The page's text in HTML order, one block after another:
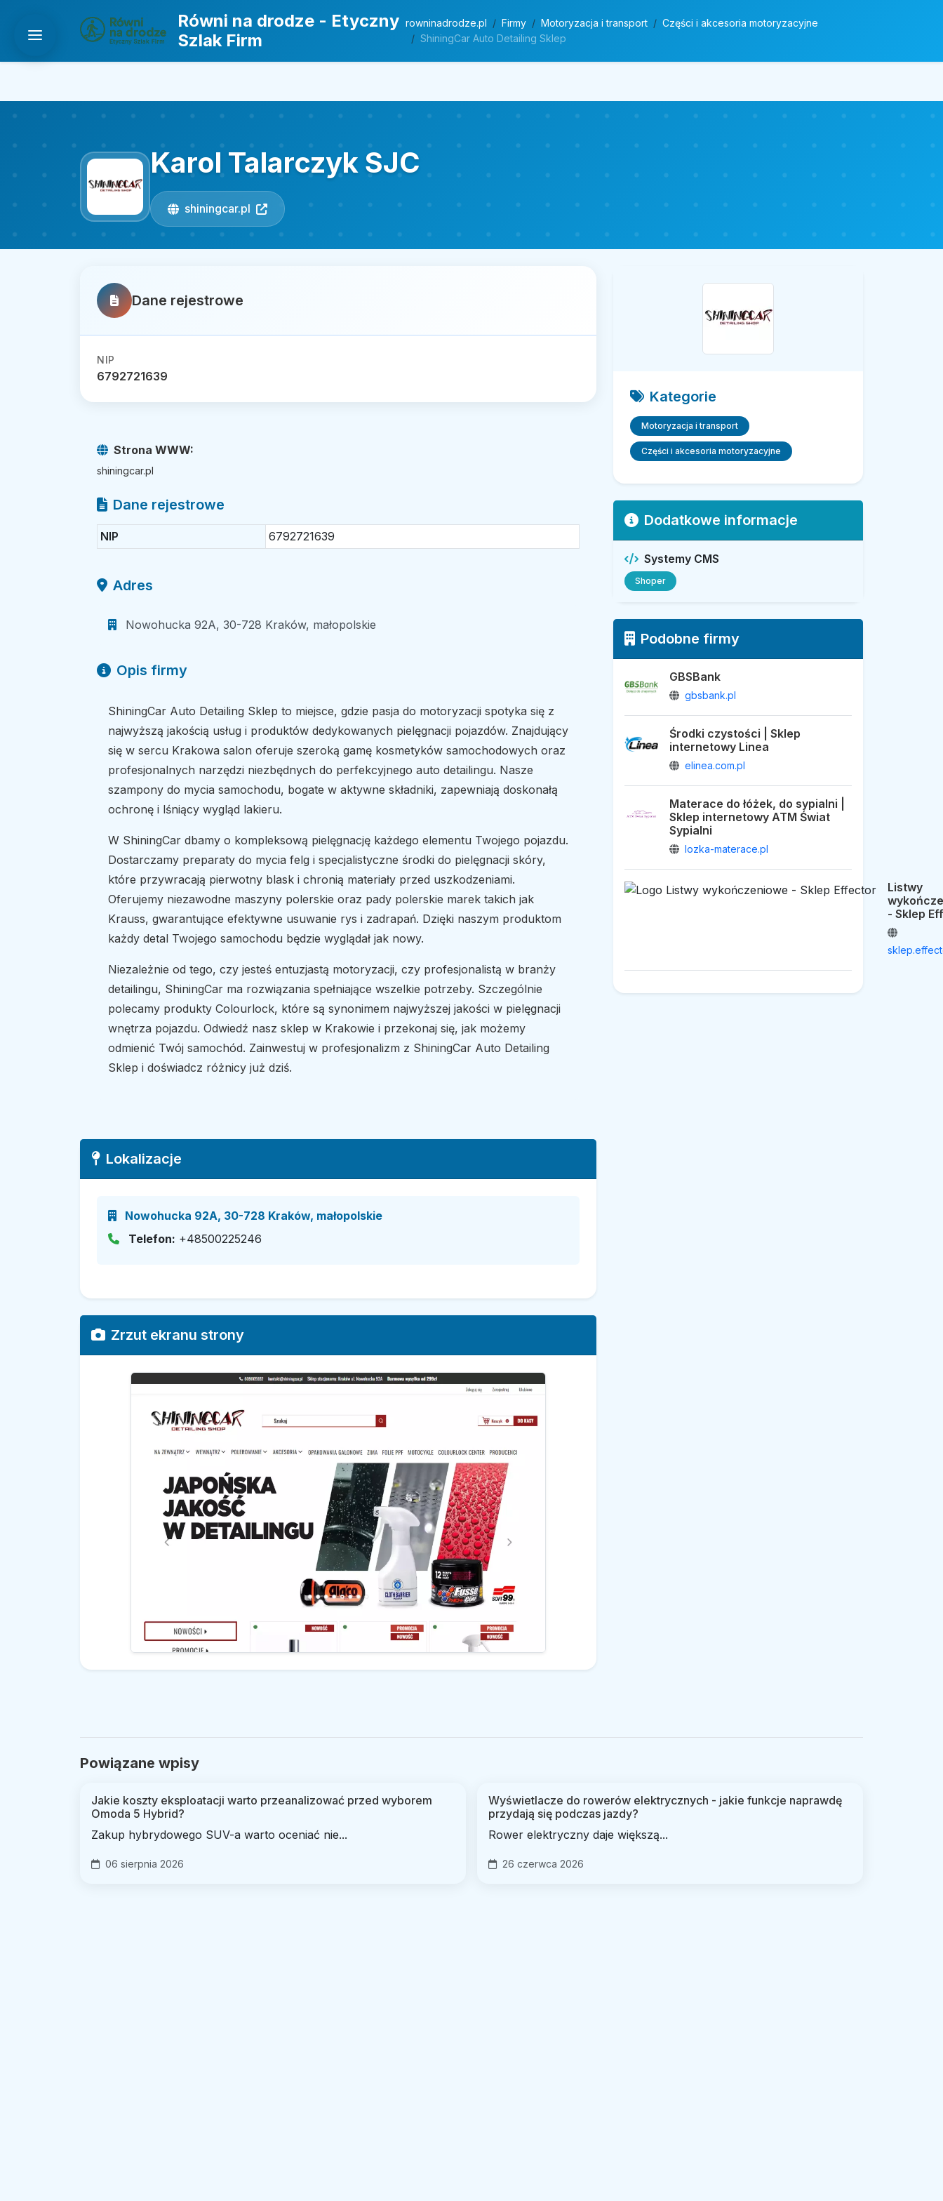
Równi na drodze - Etyczny
Szlak Firm
rowninadrodze.pl Firmy Motoryzacja i transport
Części i akcesoria motoryzacyjne
ShiningCar Auto Detailing Sklep
Karol Talarczyk SJC
shiningcar.pl
Dane rejestrowe
NIP
6792721639
Strona WWW:
shiningcar.pl
Dane rejestrowe
NIP 6792721639
Adres
Nowohucka 92A, 30-728 Kraków, małopolskie
Opis firmy
ShiningCar Auto Detailing Sklep to miejsce, gdzie pasja do motoryzacji spotyka się z
najwyższą jakością usług i produktów dedykowanych pielęgnacji pojazdów. Znajdujący
się w sercu Krakowa salon oferuje szeroką gamę kosmetyków samochodowych oraz
profesjonalnych narzędzi niezbędnych do perfekcyjnego auto detailingu. Nasze
szampony do mycia samochodu, bogate w aktywne składniki, zapewniają doskonałą
ochronę i lśniący wygląd lakieru.
W ShiningCar dbamy o kompleksową pielęgnację każdego elementu Twojego pojazdu.
Dostarczamy preparaty do mycia felg i specjalistyczne środki do pielęgnacji skóry,
które przywracają pierwotny blask i chronią materiały przed uszkodzeniami.
Oferujemy niezawodne maszyny polerskie oraz pady polerskie marek takich jak
Krauss, gwarantujące efektywne usuwanie rys i zadrapań. Dzięki naszym produktom
każdy detal Twojego samochodu będzie wyglądał jak nowy.
Niezależnie od tego, czy jesteś entuzjastą motoryzacji, czy profesjonalistą w branży
detailingu, ShiningCar ma rozwiązania spełniające wszelkie potrzeby. Szczególnie
polecamy produkty Colourlock, które są synonimem najwyższej jakości w pielęgnacji
wnętrza pojazdu. Odwiedź nasz sklep w Krakowie i przekonaj się, jak możemy
odmienić Twój samochód. Zainwestuj w profesjonalizm z ShiningCar Auto Detailing
Sklep i doświadcz różnicy już dziś.
Lokalizacje
Nowohucka 92A, 30-728 Kraków, małopolskie
Telefon: +48500225246
Zrzut ekranu strony
Kategorie
Motoryzacja i transport
Części i akcesoria motoryzacyjne
Dodatkowe informacje
Systemy CMS
Shoper
Podobne firmy
GBSBank
gbsbank.pl
Środki czystości | Sklep
internetowy Linea
elinea.com.pl
Materace do łóżek, do sypialni |
Sklep internetowy ATM Świat
Sypialni
lozka-materace.pl
Listwy
- Sklep
Powiązane wpisy
Jakie koszty eksploatacji warto przeanalizować przed wyborem
Omoda 5 Hybrid?
Zakup hybrydowego SUV-a warto oceniać nie...
06 sierpnia 2026
Wyświetlacze do rowerów elektrycznych - jakie funkcje naprawdę
przydają się podczas jazdy?
Rower elektryczny daje większą...
26 czerwca 2026